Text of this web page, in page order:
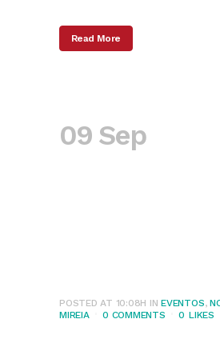
Read More
09 Sep
POSTED AT 10:08H INEVENTOS,
MIREIA
0 COMMENTS 0 LIKES